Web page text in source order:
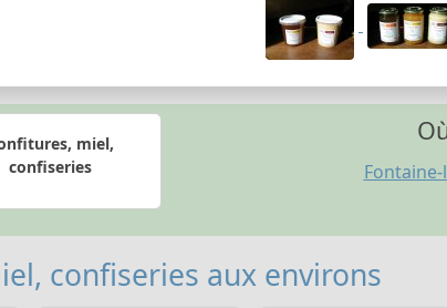
miel,
confiseries
confiseries aux environs